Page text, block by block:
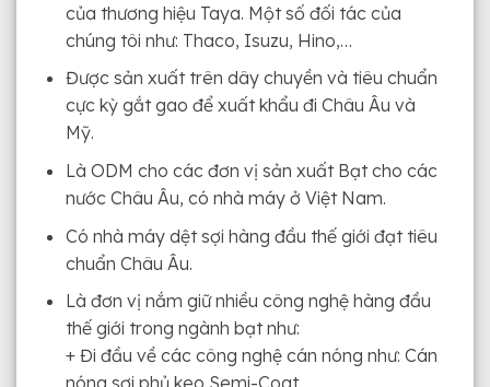
của thương hiệu Taya. Một số đối tác của
chúng tôi như: Thaco, Isuzu, Hino,…
Được sản xuất trên dây chuyền và tiêu chuẩn
cực kỳ gắt gao để xuất khẩu đi Châu Âu và
Mỹ.
Là ODM cho các đơn vị sản xuất Bạt cho các
nước Châu Âu, có nhà máy ở Việt Nam.
Có nhà máy dệt sợi hàng đầu thế giới đạt tiêu
chuẩn Châu Âu.
Là đơn vị nắm giữ nhiều công nghệ hàng đầu
thế giới trong ngành bạt như:
+ Đi đầu về các công nghệ cán nóng như: Cán